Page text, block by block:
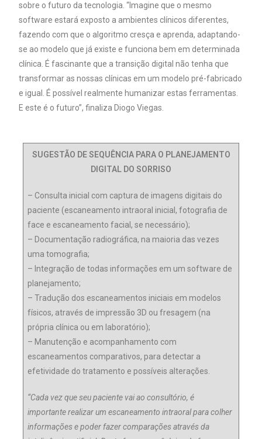
sobre o futuro da tecnologia. “Imagine que o mesmo
software estará exposto a ambientes clínicos diferentes,
fazendo com que o algoritmo cresça e aprenda, adaptando-
se ao modelo que já existe e funciona bem em determinada
clínica. É fascinante que a transição digital não tenha que
transformar as nossas clínicas em um modelo pré-fabricado
e igual. É possível realmente humanizar estas ferramentas.
E este é o futuro”, finaliza Diogo Viegas.
SUGESTÃO DE SEQUÊNCIA PARA O PLANEJAMENTO
DIGITAL DO SORRISO
– Consulta inicial com captura de imagens digitais do
paciente (escaneamento intraoral inicial, fotografia de
face e escaneamento facial, se necessário);
– Documentação radiográfica, na maioria das vezes
uma tomografia;
– Integração de todas informações em um software de
planejamento;
– Tradução dos escaneamentos iniciais em modelos
físicos, através de impressão 3D ou fresagem (na
própria clínica ou em laboratório);
– Manutenção e acompanhamento com
escaneamentos comparativos, para detectar a
efetividade do tratamento e possíveis alterações.
“Cada vez que seu paciente vai ao consultório, é
importante realizar um escaneamento intraoral para colher
informações e poder fazer comparações através da